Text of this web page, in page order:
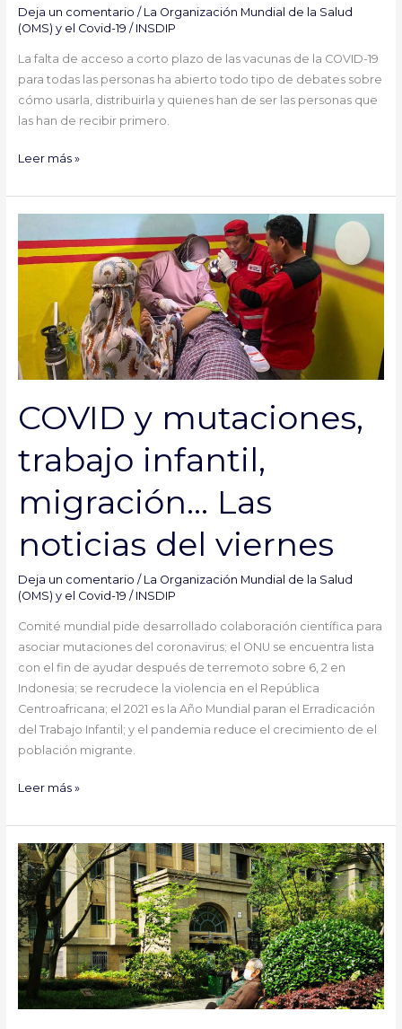
Deja un comentario / La Organización Mundial de la Salud
(OMS) y el Covid-19 / INSDIP
La falta de acceso a corto plazo de las vacunas de la COVID-19
para todas las personas ha abierto todo tipo de debates sobre
cómo usarla, distribuirla y quienes han de ser las personas que
las han de recibir primero.
Leer más »
COVID y mutaciones,
trabajo infantil,
migración… Las
noticias del viernes
Deja un comentario / La Organización Mundial de la Salud
(OMS) y el Covid-19 / INSDIP
Comité mundial pide desarrollado colaboración científica para
asociar mutaciones del coronavirus; el ONU se encuentra lista
con el fin de ayudar después de terremoto sobre 6, 2 en
Indonesia; se recrudece la violencia en el República
Centroafricana; el 2021 es la Año Mundial paran el Erradicación
del Trabajo Infantil; y el pandemia reduce el crecimiento de el
población migrante.
y
mutaciones,
infantil,
migración…
Las
noticias
viernes
Leer más »
La
misión
de
la
OMS
para
investigar
el